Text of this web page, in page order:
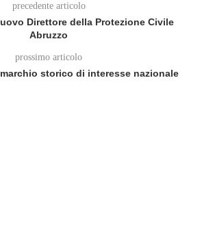
precedente articolo
Direttore della Protezione Civile
Abruzzo
prossimo articolo
storico di interesse nazionale